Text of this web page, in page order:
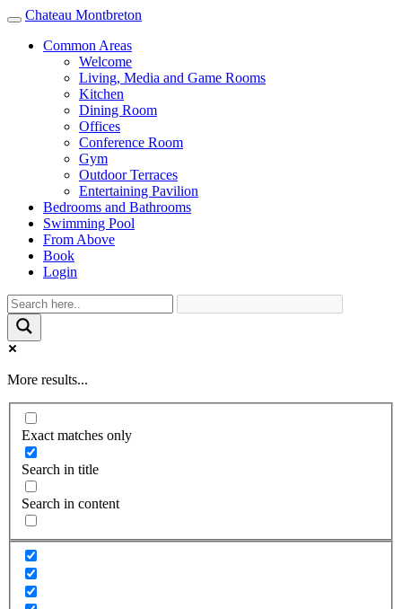
Toggle
navigation
Chateau Montbreton
Common Areas
Welcome
Living, Media and Game Rooms
Kitchen
Dining Room
Offices
Conference Room
Gym
Outdoor Terraces
Entertaining Pavilion
Bedrooms and Bathrooms
Swimming Pool
From Above
Book
Login
More results...
Exact matches only
Search in title
Search in content